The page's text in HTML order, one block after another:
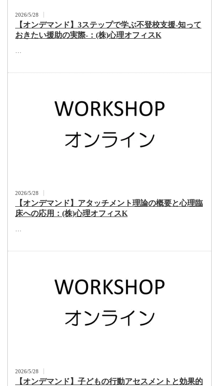
2026/5/28
【オンデマンド】3ステップで学ぶ不登校支援-知って
おきたい援助の実際-：(株)心理オフィスK
…
2026/5/28
【オンデマンド】アタッチメント理論の概要と心理臨
床への応用：(株)心理オフィスK
…
2026/5/28
【オンデマンド】子どもの行動アセスメントと効果的